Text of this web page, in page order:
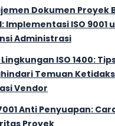
Dokumen Proyek
Implementasi ISO 9001
Administrasi
ISO 1400:
Temuan
Vendor
Anti Penyuapan:
Proyek